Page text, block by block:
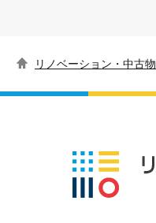
リノベーション・中古